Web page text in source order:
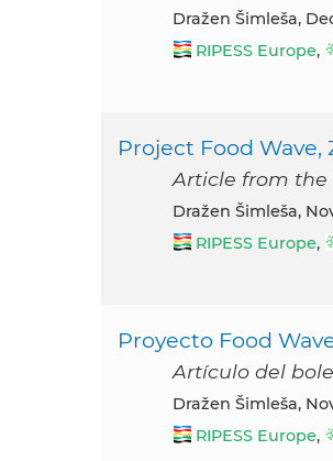
Dražen Šimleša,
RIPESS Europe,
Project Food Wave,
Article from the
Dražen Šimleša,
RIPESS Europe,
Proyecto Food
Artículo del
Dražen Šimleša,
RIPESS Europe,